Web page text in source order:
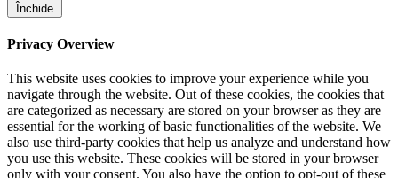
Închide
Privacy Overview
This website uses cookies to improve your experience while you
navigate through the website. Out of these cookies, the cookies that
are categorized as necessary are stored on your browser as they are
essential for the working of basic functionalities of the website. We
also use third-party cookies that help us analyze and understand how
you use this website. These cookies will be stored in your browser
only with your consent. You also have the option to opt-out of these